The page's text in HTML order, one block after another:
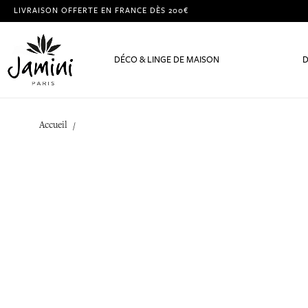
LIVRAISON OFFERTE EN FRANCE DÈS 200€
DÉCO & LINGE DE MAISON
Accueil